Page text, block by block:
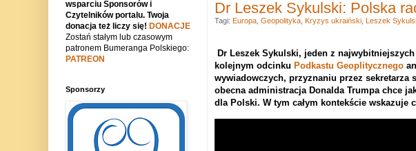
Dr Leszek Sykulski: Polska
Dr Leszek Sykulski, jeden z
kolejnym odcinku Podkastu Geoplitycznego
wywiadowczych, przyznaniu przez sekretarza
obecna administracja Donalda Trumpa chce
dla Polski. W tym całym kontekście wskazuje
Tagi: Europa, Geopolityka, Kryzys ukraiński, Leszek
wsparciu Sponsorów i
Czytelników portalu. Twoja
donacja też liczy się! DONACJE
Zostań stałym lub czasowym
patronem Bumeranga Polskiego:
PATREON
Sponsorzy